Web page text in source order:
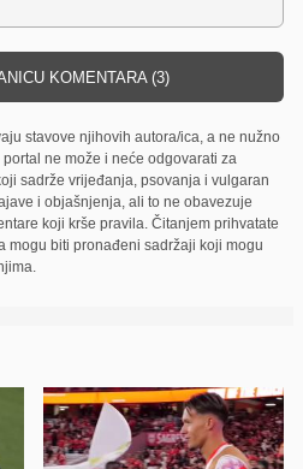
KOMENTARA (3)
stavove njihovih autora/ica, a ne nužno
ne može i neće odgovarati za
sadrže vrijeđanja, psovanja i vulgaran
i objašnjenja, ali to ne obavezuje
koji krše pravila. Čitanjem prihvatate
mogu biti pronađeni sadržaji koji mogu